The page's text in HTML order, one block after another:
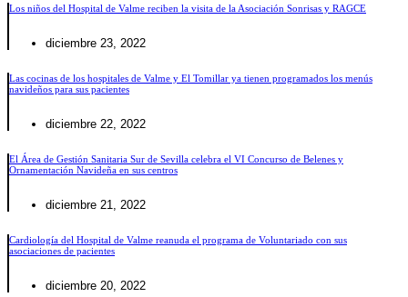
Los niños del Hospital de Valme reciben la visita de la Asociación Sonrisas y RAGCE
diciembre 23, 2022
Las cocinas de los hospitales de Valme y El Tomillar ya tienen programados los menús
navideños para sus pacientes
diciembre 22, 2022
El Área de Gestión Sanitaria Sur de Sevilla celebra el VI Concurso de Belenes y
Ornamentación Navideña en sus centros
diciembre 21, 2022
Cardiología del Hospital de Valme reanuda el programa de Voluntariado con sus
asociaciones de pacientes
diciembre 20, 2022